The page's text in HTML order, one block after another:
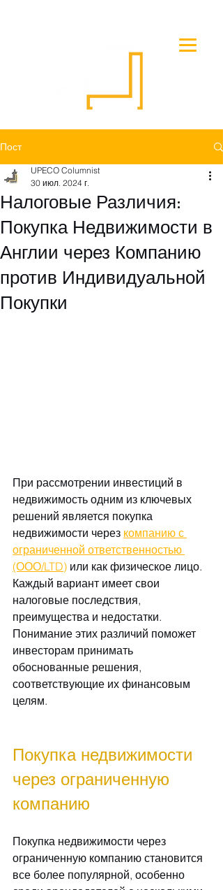
Пост
Налоговые Различия:
Покупка Недвижимости в
Англии через Компанию
против Индивидуальной
Покупки
UPECO Columnist
30 июл. 2024 г.
При рассмотрении инвестиций в
недвижимость одним из ключевых
решений является покупка
недвижимости через компанию с
ограниченной ответственностью
(ООО/LTD) или как физическое лицо.
Каждый вариант имеет свои
налоговые последствия,
преимущества и недостатки.
Понимание этих различий поможет
инвесторам принимать
обоснованные решения,
соответствующие их финансовым
целям.
Покупка недвижимости
через ограниченную
компанию
Покупка недвижимости через
ограниченную компанию становится
все более популярной, особенно